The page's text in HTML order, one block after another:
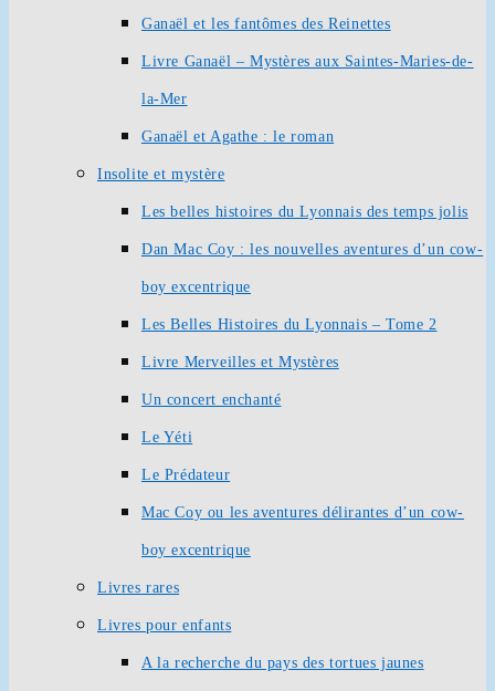
Ganaël et les fantômes des Reinettes
Livre Ganaël – Mystères aux Saintes-Maries-de-
la-Mer
Ganaël et Agathe : le roman
Insolite et mystère
Les belles histoires du Lyonnais des temps jolis
Dan Mac Coy : les nouvelles aventures d’un cow-
boy excentrique
Les Belles Histoires du Lyonnais – Tome 2
Livre Merveilles et Mystères
Un concert enchanté
Le Yéti
Le Prédateur
Mac Coy ou les aventures délirantes d’un cow-
boy excentrique
Livres rares
Livres pour enfants
A la recherche du pays des tortues jaunes